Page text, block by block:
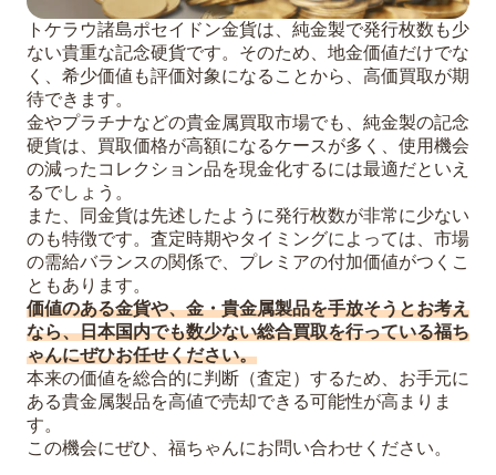
トケラウ諸島ポセイドン金貨は、純金製で発行枚数も少
ない貴重な記念硬貨です。そのため、地金価値だけでな
く、希少価値も評価対象になることから、高価買取が期
待できます。
金やプラチナなどの貴金属買取市場でも、純金製の記念
硬貨は、買取価格が高額になるケースが多く、使用機会
の減ったコレクション品を現金化するには最適だといえ
るでしょう。
また、同金貨は先述したように発行枚数が非常に少ない
のも特徴です。査定時期やタイミングによっては、市場
の需給バランスの関係で、プレミアの付加価値がつくこ
ともあります。
価値のある金貨や、金・貴金属製品を手放そうとお考え
なら、日本国内でも数少ない総合買取を行っている福ち
ゃんにぜひお任せください。
本来の価値を総合的に判断（査定）するため、お手元に
ある貴金属製品を高値で売却できる可能性が高まりま
す。
この機会にぜひ、福ちゃんにお問い合わせください。